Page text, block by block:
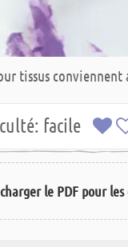
tissus
facile
le PDF pour